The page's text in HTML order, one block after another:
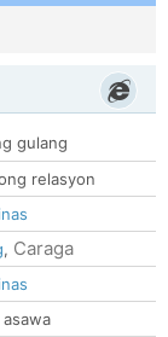
gulang
relasyon
, Caraga
asawa